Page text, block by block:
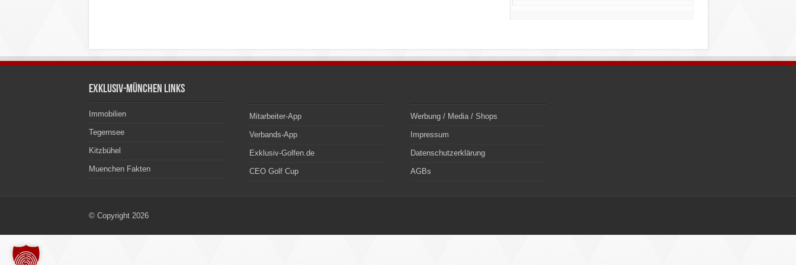
Exklusiv-München Links
Immobilien
Tegernsee
Kitzbühel
Muenchen Fakten
Mitarbeiter-App
Verbands-App
Exklusiv-Golfen.de
CEO Golf Cup
Werbung / Media / Shops
Impressum
Datenschutzerklärung
AGBs
© Copyright 2026